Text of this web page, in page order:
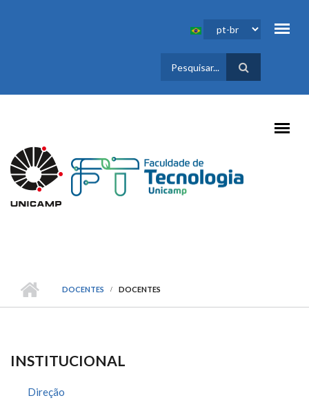
FORMULÁRIO
DE BUSCA
DOCENTES DOCENTES
INSTITUCIONAL
Direção